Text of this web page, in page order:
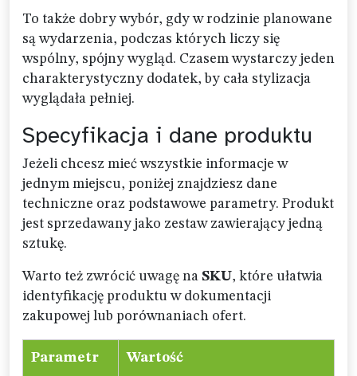
To także dobry wybór, gdy w rodzinie planowane
są wydarzenia, podczas których liczy się
wspólny, spójny wygląd. Czasem wystarczy jeden
charakterystyczny dodatek, by cała stylizacja
wyglądała pełniej.
Specyfikacja i dane produktu
Jeżeli chcesz mieć wszystkie informacje w
jednym miejscu, poniżej znajdziesz dane
techniczne oraz podstawowe parametry. Produkt
jest sprzedawany jako zestaw zawierający jedną
sztukę.
Warto też zwrócić uwagę na SKU, które ułatwia
identyfikację produktu w dokumentacji
zakupowej lub porównaniach ofert.
Parametr Wartość